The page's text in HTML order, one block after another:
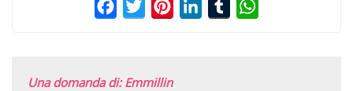
FacebookTwitterPinterestLinkedInTumblr
Una domanda di: Emmillin